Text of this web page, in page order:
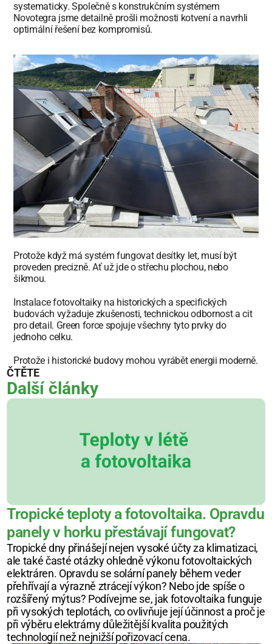
systematicky. Společně s konstrukčním systémem
Novotegra jsme detailně prošli možnosti kotvení a navrhli
optimální řešení bez kompromisů.
Protože když má systém fungovat desítky let, musí být
proveden precizně. Ať už jde o střechu plochou, nebo
šikmou.
Instalace fotovoltaiky na historických a specifických
budovách vyžaduje zkušenosti, technickou odbornost a cit
pro detail. Green force spojuje všechny tyto prvky do
jednoho celku.
Protože i historické budovy mohou vyrábět energii moderně.
ČTĚTE
Další články
Tropické teploty a fotovoltaika. Opravdu
panely v horku přestávají fungovat?
Tropické dny přinášejí nejen vysoké účty za klimatizaci,
ale také časté otázky ohledně výkonu fotovoltaických
elektráren. Opravdu se solární panely během veder
přehřívají a výrazně ztrácejí výkon? Nebo jde spíše o
rozšířený mýtus? Podívejme se, jak fotovoltaika funguje
při vysokých teplotách, co ovlivňuje její účinnost a proč je
při výběru elektrárny důležitější kvalita použitých
technologií než nejnižší pořizovací cena.